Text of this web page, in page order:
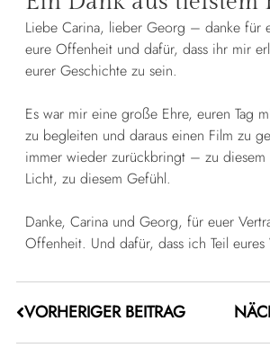
Liebe Carina, lieber Georg – danke für
eure Offenheit und dafür, dass ihr mir
eurer Geschichte zu sein.
Es war mir eine große Ehre, euren Tag
zu begleiten und daraus einen Film zu
immer wieder zurückbringt – zu
Licht, zu diesem Gefühl.
Danke, Carina und Georg, für euer
Offenheit. Und dafür, dass ich Teil
VORHERIGER BEITRAG